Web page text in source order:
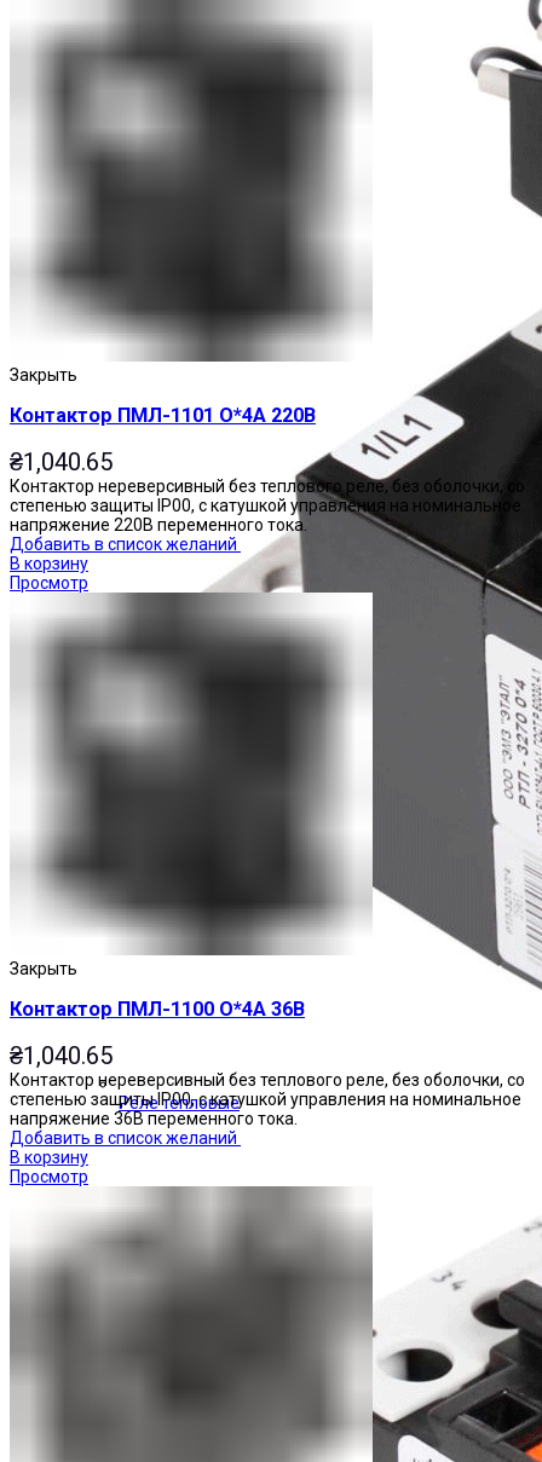
Реле тепловые
Закрыть
Контактор ПМЛ-1101 О*4А 220В
₴1,040.65
Контактор нереверсивный без теплового реле, без оболочки, со
степенью защиты IP00, с катушкой управления на номинальное
напряжение 220В переменного тока.
Добавить в список желаний
В корзину
Просмотр
Закрыть
Контактор ПМЛ-1100 О*4А 36В
₴1,040.65
Контактор нереверсивный без теплового реле, без оболочки, со
степенью защиты IP00, с катушкой управления на номинальное
напряжение 36В переменного тока.
Добавить в список желаний
В корзину
Просмотр